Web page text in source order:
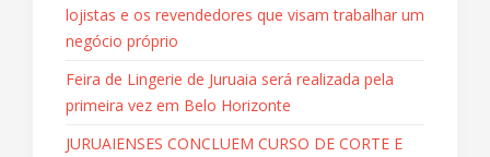
lojistas e os revendedores que visam trabalhar um
negócio próprio
Feira de Lingerie de Juruaia será realizada pela
primeira vez em Belo Horizonte
JURUAIENSES CONCLUEM CURSO DE CORTE E